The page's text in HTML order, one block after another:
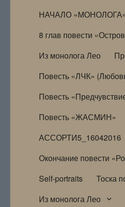
НАЧАЛО
8 глав повести
Из монолога Лео
Повесть «ЛЧК»
Повесть
Повесть «ЖАСМИН»
АССОРТИ5_16042016
Окончание повести
Self-portraits
Тоска
Из монолога Лео